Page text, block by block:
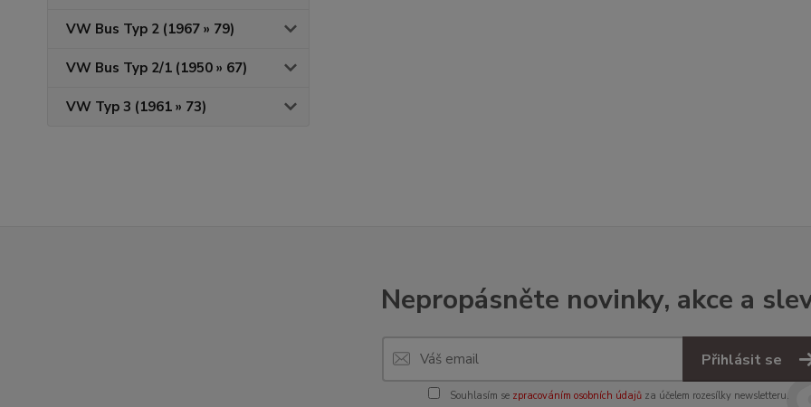
VW Bus Typ 2 (1967 » 79)
VW Bus Typ 2/1 (1950 » 67)
VW Typ 3 (1961 » 73)
Nepropásněte novinky, akce a
Přihlásit se
Souhlasím se zpracováním osobních údajůza účelem rozesílky newsletteru.